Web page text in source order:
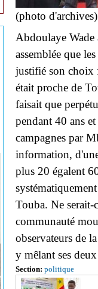
(photo d'archives)
Abdoulaye Wade
assemblée que
justifié son choix
était proche de
faisait que
pendant 40 ans
campagnes par
information,
plus 20 égalent
Touba. Ne serait-
communauté
observateurs de
y mêlant ses
Section: politique